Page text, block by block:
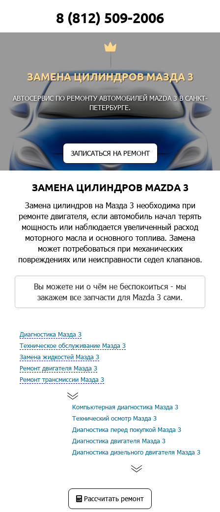
8 (812) 509-2006
ЗАМЕНА ЦИЛИНДРОВ МАЗДА 3
АВТОСЕРВИС ПО РЕМОНТУ АВТОМОБИЛЕЙ MAZDA 3 В САНКТ-
ПЕТЕРБУРГЕ.
ЗАПИСАТЬСЯ НА РЕМОНТ
ЗАМЕНА ЦИЛИНДРОВ MAZDA 3
Замена цилиндров на Мазда 3 необходима при
ремонте двигателя, если автомобиль начал терять
мощность или наблюдается увеличенный расход
моторного масла и основного топлива. Замена
может потребоваться при механических
повреждениях или неисправности седел клапанов.
Вы можете ни о чём не беспокоиться - мы
закажем все запчасти для Mazda 3 сами.
Диагностика Мазда 3
Техническое обслуживание Мазда 3
Замена жидкостей Мазда 3
Ремонт двигателя Мазда 3
Ремонт трансмиссии Мазда 3
Компьютерная диагностика Мазда 3
Технический осмотр Мазда 3
Диагностика перед покупкой Мазда 3
Диагностика двигателя Мазда 3
Диагностика дизельного двигателя Мазда 3
Рассчитать ремонт